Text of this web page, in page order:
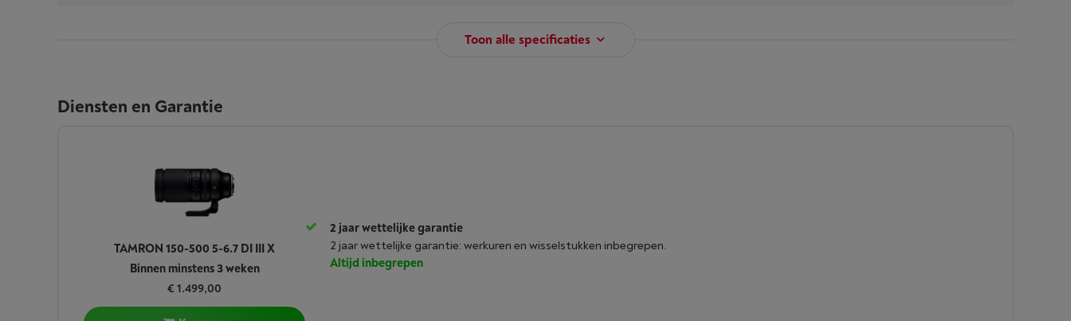
Toon alle specificaties
Diensten en Garantie
TAMRON 150-500 5-6.7 DI III X
Binnen minstens 3 weken
€ 1.499,00
2 jaar wettelijke garantie
2 jaar wettelijke garantie: werkuren en wisselstukken inbegrepen.
Altijd inbegrepen